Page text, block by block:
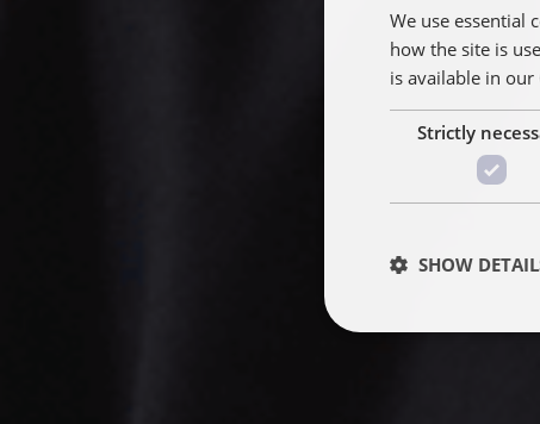
We use essential
how the site is
is available in our
Strictly
SHOW